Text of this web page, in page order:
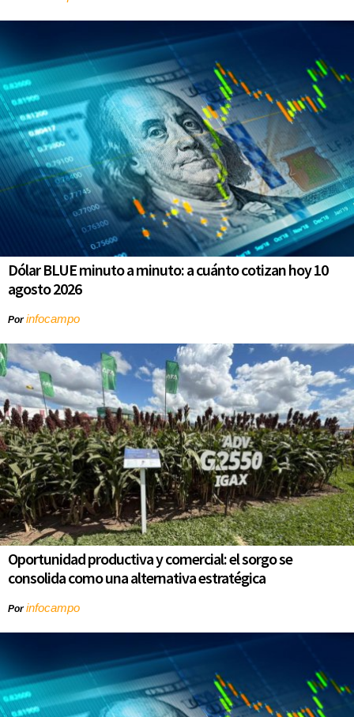
Dólar BLUE minuto a minuto: a cuánto cotizan hoy 10
agosto 2026
Porinfocampo
Oportunidad productiva y comercial: el sorgo se
consolida como una alternativa estratégica
Porinfocampo